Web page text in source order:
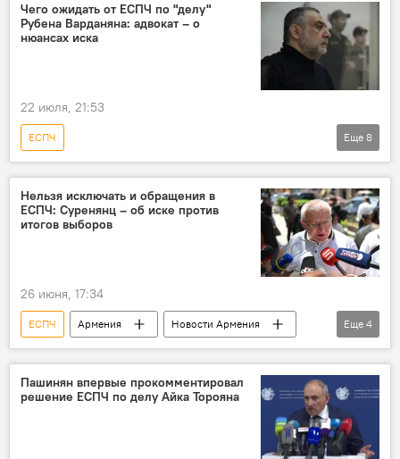
Чего ожидать от ЕСПЧ по "делу"
Рубена Варданяна: адвокат – о
нюансах иска
22 июля, 21:53
ЕСПЧ
Вопрос пленных, заложников, без вести пропавших и погибших в Карабахе
Армения
Новости Армения
Рубен Варданян
адвокат
иск
Еще 8
Нельзя исключать и обращения в
ЕСПЧ: Суренянц – об иске против
итогов выборов
26 июня, 17:34
ЕСПЧ Армения
Новости Армения
Политика
Вардгес Суренянц
иск
выборы
Еще 4
Пашинян впервые прокомментировал
решение ЕСПЧ по делу Айка Торояна